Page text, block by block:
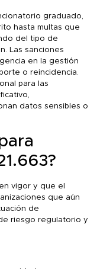
graduado,
hasta multas que
del tipo de
Las sanciones
en la gestión
o reincidencia.
para las
datos sensibles o
vigor y que el
que aún
de
riesgo regulatorio y